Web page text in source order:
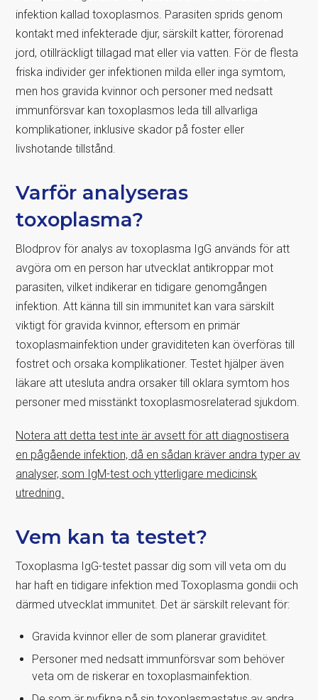
infektion kallad toxoplasmos. Parasiten sprids genom
kontakt med infekterade djur, särskilt katter, förorenad
jord, otillräckligt tillagad mat eller via vatten. För de flesta
friska individer ger infektionen milda eller inga symtom,
men hos gravida kvinnor och personer med nedsatt
immunförsvar kan toxoplasmos leda till allvarliga
komplikationer, inklusive skador på foster eller
livshotande tillstånd.
Varför analyseras
toxoplasma?
Blodprov för analys av toxoplasma IgG används för att
avgöra om en person har utvecklat antikroppar mot
parasiten, vilket indikerar en tidigare genomgången
infektion. Att känna till sin immunitet kan vara särskilt
viktigt för gravida kvinnor, eftersom en primär
toxoplasmainfektion under graviditeten kan överföras till
fostret och orsaka komplikationer. Testet hjälper även
läkare att utesluta andra orsaker till oklara symtom hos
personer med misstänkt toxoplasmosrelaterad sjukdom.
Notera att detta test inte är avsett för att diagnostisera
en pågående infektion, då en sådan kräver andra typer av
analyser, som IgM-test och ytterligare medicinsk
utredning.
Vem kan ta testet?
Toxoplasma IgG-testet passar dig som vill veta om du
har haft en tidigare infektion med Toxoplasma gondii och
därmed utvecklat immunitet. Det är särskilt relevant för:
Gravida kvinnor eller de som planerar graviditet.
Personer med nedsatt immunförsvar som behöver
veta om de riskerar en toxoplasmainfektion.